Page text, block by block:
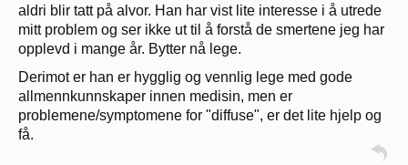
aldri blir tatt på alvor. Han har vist lite interesse i å utrede
mitt problem og ser ikke ut til å forstå de smertene jeg har
opplevd i mange år. Bytter nå lege.
Derimot er han er hygglig og vennlig lege med gode
allmennkunnskaper innen medisin, men er
problemene/symptomene for "diffuse", er det lite hjelp og
få.